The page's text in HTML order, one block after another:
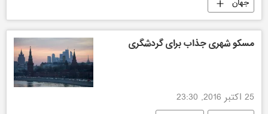
جهان
مسکو شهری جذاب برای گردشگری
25 اکتبر 2016, 23:30